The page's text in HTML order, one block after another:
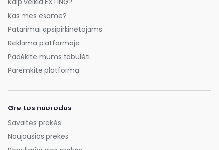
Kaip veikia EXTING?
Kas mes esame?
Patarimai apsipirkinėtojams
Reklama platformoje
Padėkite mums tobulėti
Paremkite platformą
Greitos nuorodos
Savaitės prekės
Naujausios prekės